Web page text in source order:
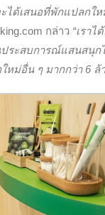
ะได้เสนอที่พักแปลกใ
กล่าว “เรา
ประสบการณ์แสนสนุ
ม่อื่น ๆ มากกว่า 6 ล้